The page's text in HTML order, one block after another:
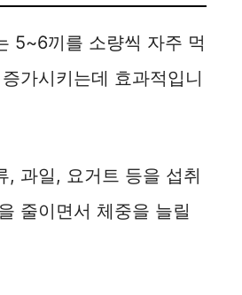
5~6끼를 소량씩 자주 먹
가시키는데 효과적입니
, 과일, 요거트 등을 섭취
줄이면서 체중을 늘릴